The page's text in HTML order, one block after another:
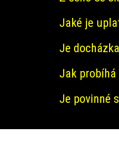
Jaké je
Je
Jak probíhá
Je povinné